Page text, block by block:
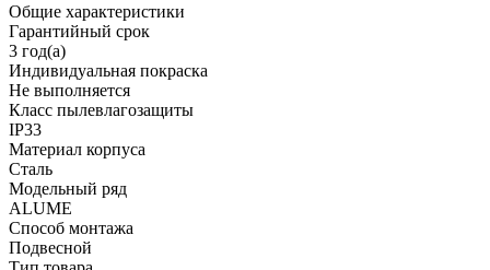
Общие характеристики
Гарантийный срок
3 год(а)
Индивидуальная покраска
Не выполняется
Класс пылевлагозащиты
IP33
Материал корпуса
Сталь
Модельный ряд
ALUME
Способ монтажа
Подвесной